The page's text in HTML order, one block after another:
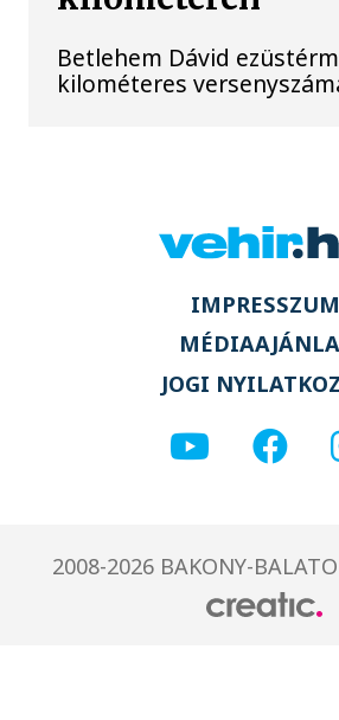
Betlehem Dávid
kilométeres
IMPRESSZUM
JOGI
2008-2026 BAKONY-